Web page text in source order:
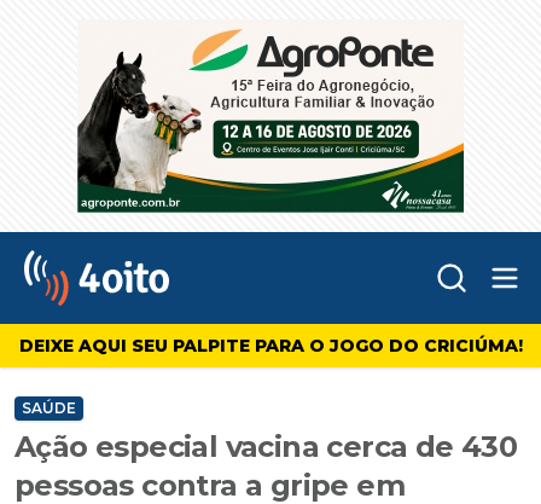
4oito
DEIXE AQUI SEU PALPITE PARA O JOGO DO CRICIÚMA!
SAÚDE
Ação especial vacina cerca de 430
pessoas contra a gripe em